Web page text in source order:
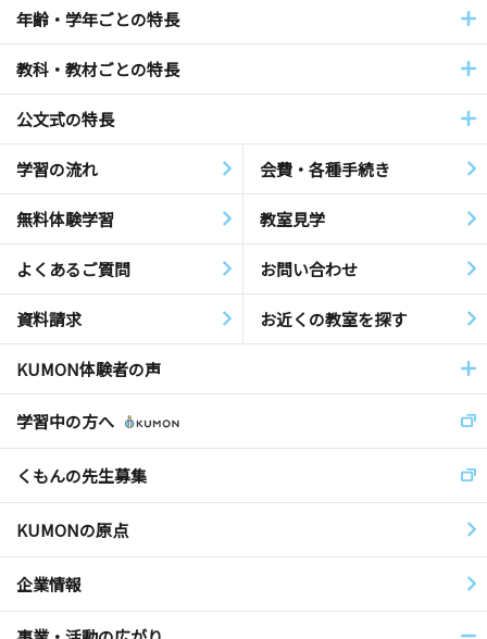
年齢・学年ごとの特長
教科・教材ごとの特長
公文式の特長
学習の流れ 会費・各種手続き
無料体験学習 教室見学
よくあるご質問 お問い合わせ
資料請求 お近くの教室を探す
KUMON体験者の声
学習中の方へ
くもんの先生募集
KUMONの原点
企業情報